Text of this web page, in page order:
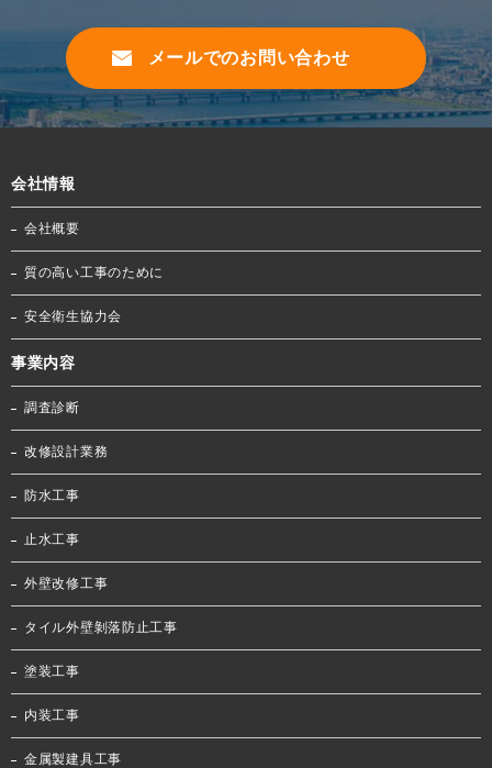
メールでのお問い合わせ
会社情報
会社概要
質の高い工事のために
安全衛生協力会
事業内容
調査診断
改修設計業務
防水工事
止水工事
外壁改修工事
タイル外壁剝落防止工事
塗装工事
内装工事
金属製建具工事